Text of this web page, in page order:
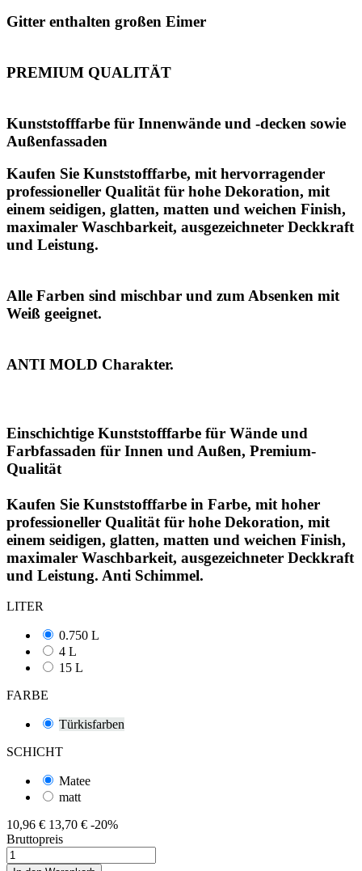
Gitter enthalten großen Eimer
PREMIUM QUALITÄT
Kunststofffarbe für Innenwände und -decken sowie
Außenfassaden
Kaufen Sie Kunststofffarbe, mit hervorragender
professioneller Qualität für hohe Dekoration, mit
einem seidigen, glatten, matten und weichen Finish,
maximaler Waschbarkeit, ausgezeichneter Deckkraft
und Leistung.
Alle Farben sind mischbar und zum Absenken mit
Weiß geeignet.
ANTI MOLD Charakter.
Einschichtige Kunststofffarbe für Wände und
Farbfassaden für Innen und Außen, Premium-
Qualität
Kaufen Sie Kunststofffarbe in Farbe, mit hoher
professioneller Qualität für hohe Dekoration, mit
einem seidigen, glatten, matten und weichen Finish,
maximaler Waschbarkeit, ausgezeichneter Deckkraft
und Leistung. Anti Schimmel.
LITER
0.750 L
4 L
15 L
FARBE
Türkisfarben
SCHICHT
Matee
matt
10,96 € 13,70 € -20%
Bruttopreis